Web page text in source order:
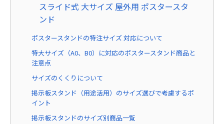
スライド式 大サイズ 屋外用 ポスタースタ
ンド
ポスタースタンドの特注サイズ 対応について
特大サイズ（A0、B0）に対応のポスタースタンド商品と
注意点
サイズのくくりについて
掲示板スタンド（用途活用）のサイズ選びで考慮するポ
イント
掲示板スタンドのサイズ別商品一覧